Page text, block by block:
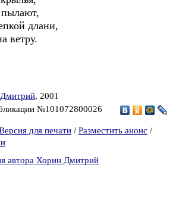
длани,
ветру.
, 2001
№101072800026
для печати / Разместить анонс /
автора Хорин Дмитрий